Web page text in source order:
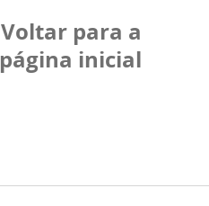
página inicial
Voltar para a